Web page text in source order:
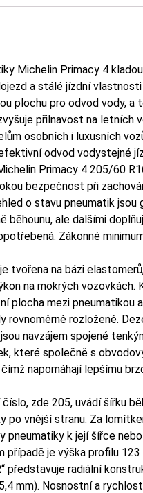
Michelin Primacy 4
a stálé jízdní
plochu pro odvod vody, a
přilnavost na letních
osobních i luxusních
odvod vodystejné
Primacy 4 205/60
bezpečnost při
o stavu pneumatik jsou
ale dalšími
Zákonné
tvořena na bázi
na mokrých vozovkách.
plocha mezi pneumatikou
rozložené.
navzájem spojené
které společně s
napomáhají lepšímu
zde 205, uvádí šířku
po vnější stranu. Za
k její šířce
je výška profilu 123
představuje radiální
mm). Nosnostní a